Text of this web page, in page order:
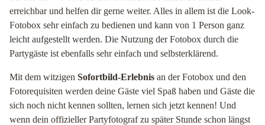
erreichbar und helfen dir gerne weiter. Alles in allem ist die Look-
Fotobox sehr einfach zu bedienen und kann von 1 Person ganz
leicht aufgestellt werden. Die Nutzung der Fotobox durch die
Partygäste ist ebenfalls sehr einfach und selbsterklärend.
Mit dem witzigen Sofortbild-Erlebnis an der Fotobox und den
Fotorequisiten werden deine Gäste viel Spaß haben und Gäste die
sich noch nicht kennen sollten, lernen sich jetzt kennen! Und
wenn dein offizieller Partyfotograf zu später Stunde schon längst